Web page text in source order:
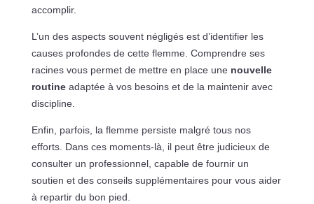
accomplir.
L’un des aspects souvent négligés est d’identifier les
causes profondes de cette flemme. Comprendre ses
racines vous permet de mettre en place une nouvelle
routineadaptée à vos besoins et de la maintenir avec
discipline.
Enfin, parfois, la flemme persiste malgré tous nos
efforts. Dans ces moments-là, il peut être judicieux de
consulter un professionnel, capable de fournir un
soutien et des conseils supplémentaires pour vous aider
à repartir du bon pied.